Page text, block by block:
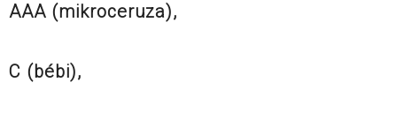
AAA (mikroceruza),
C (bébi),